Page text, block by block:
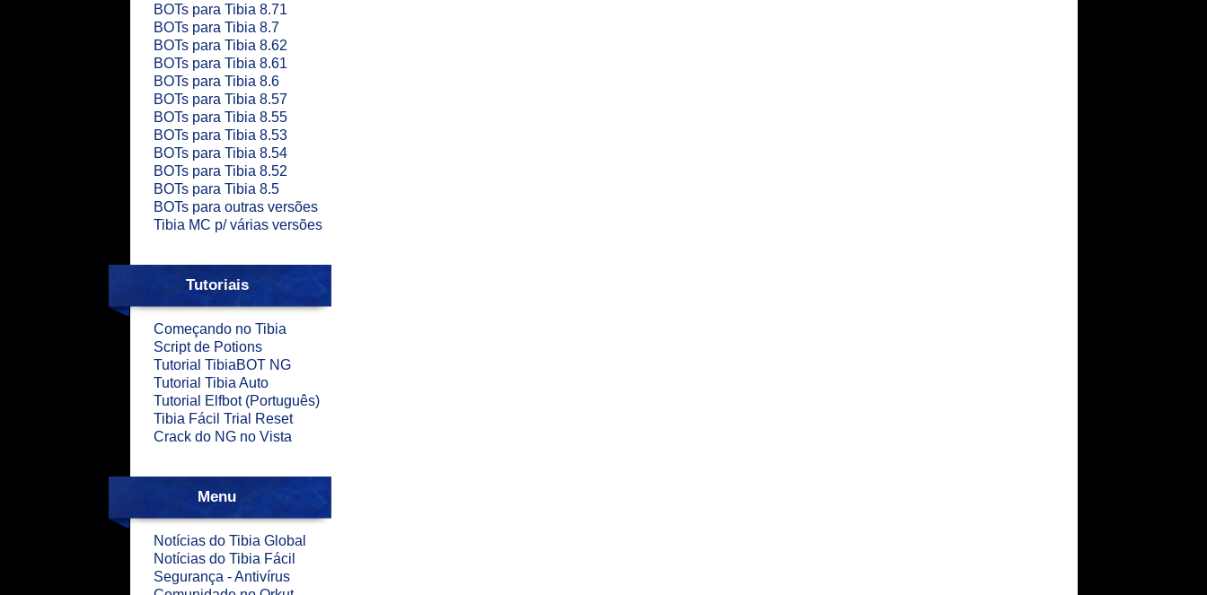
BOTs para Tibia 8.71
BOTs para Tibia 8.7
BOTs para Tibia 8.62
BOTs para Tibia 8.61
BOTs para Tibia 8.6
BOTs para Tibia 8.57
BOTs para Tibia 8.55
BOTs para Tibia 8.53
BOTs para Tibia 8.54
BOTs para Tibia 8.52
BOTs para Tibia 8.5
BOTs para outras versões
Tibia MC p/ várias versões
Tutoriais
Começando no Tibia
Script de Potions
Tutorial TibiaBOT NG
Tutorial Tibia Auto
Tutorial Elfbot (Português)
Tibia Fácil Trial Reset
Crack do NG no Vista
Menu
Notícias do Tibia Global
Notícias do Tibia Fácil
Segurança - Antivírus